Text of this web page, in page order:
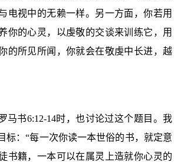
电视中的无赖一样。另一方面，你若用
你的心灵，以虔敬的交谈来训练它，用
的所见所闻，你就会在敬虔中长进，越
马书6:12-14时，也讨论过这个题目。我
标：“每一次你读一本世俗的书，就定意
书籍，一本可以在属灵上造就你心灵的